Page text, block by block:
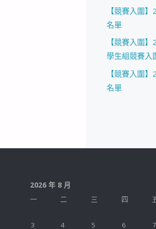
【競賽入圍
名單
【競賽入圍
學生組競賽入
【競賽入圍
名單
2026 年 8 月
一
二 三 四
3
4 5 6 7